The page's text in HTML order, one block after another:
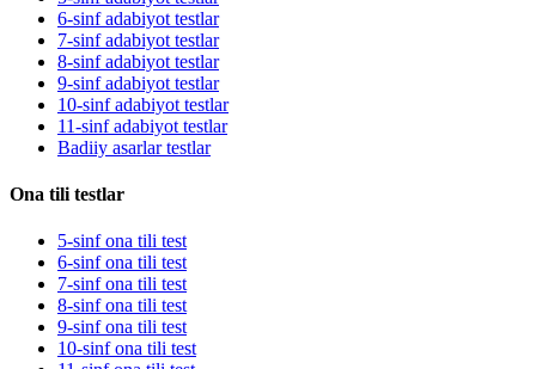
6-sinf adabiyot testlar
7-sinf adabiyot testlar
8-sinf adabiyot testlar
9-sinf adabiyot testlar
10-sinf adabiyot testlar
11-sinf adabiyot testlar
Badiiy asarlar testlar
Ona tili testlar
5-sinf ona tili test
6-sinf ona tili test
7-sinf ona tili test
8-sinf ona tili test
9-sinf ona tili test
10-sinf ona tili test